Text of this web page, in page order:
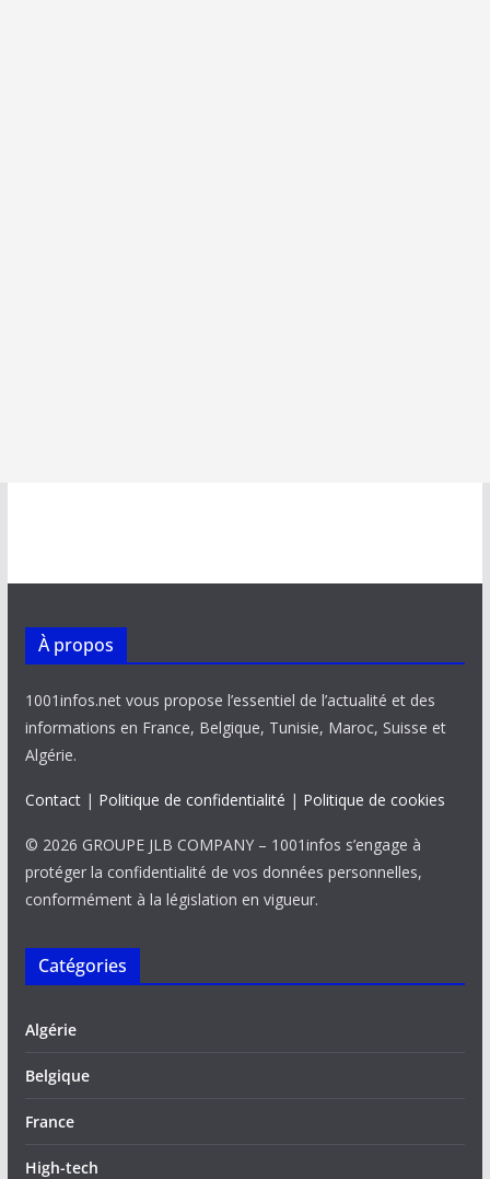
À propos
1001infos.net vous propose l’essentiel de l’actualité et des
informations en France, Belgique, Tunisie, Maroc, Suisse et
Algérie.
Contact| Politique de confidentialité | Politique de cookies
© 2026 GROUPE JLB COMPANY – 1001infos s’engage à
protéger la confidentialité de vos données personnelles,
conformément à la législation en vigueur.
Catégories
Algérie
Belgique
France
High-tech